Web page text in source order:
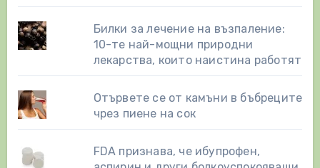
Билки за лечение на възпаление:
10-те най-мощни природни
лекарства, които наистина работят
Отървете се от камъни в бъбреците
чрез пиене на сок
FDA признава, че ибупрофен,